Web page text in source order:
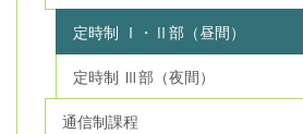
定時制 Ⅰ・Ⅱ部（昼間）
定時制 Ⅲ部（夜間）
通信制課程